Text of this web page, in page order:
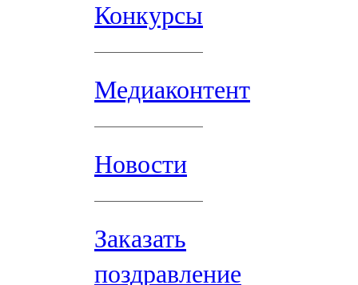
Конкурсы
Медиаконтент
Новости
Заказать
поздравление